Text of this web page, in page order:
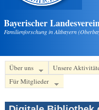
Bayerischer
Familienforschung in Altbayern
Über uns Unsere
Für Mitglieder